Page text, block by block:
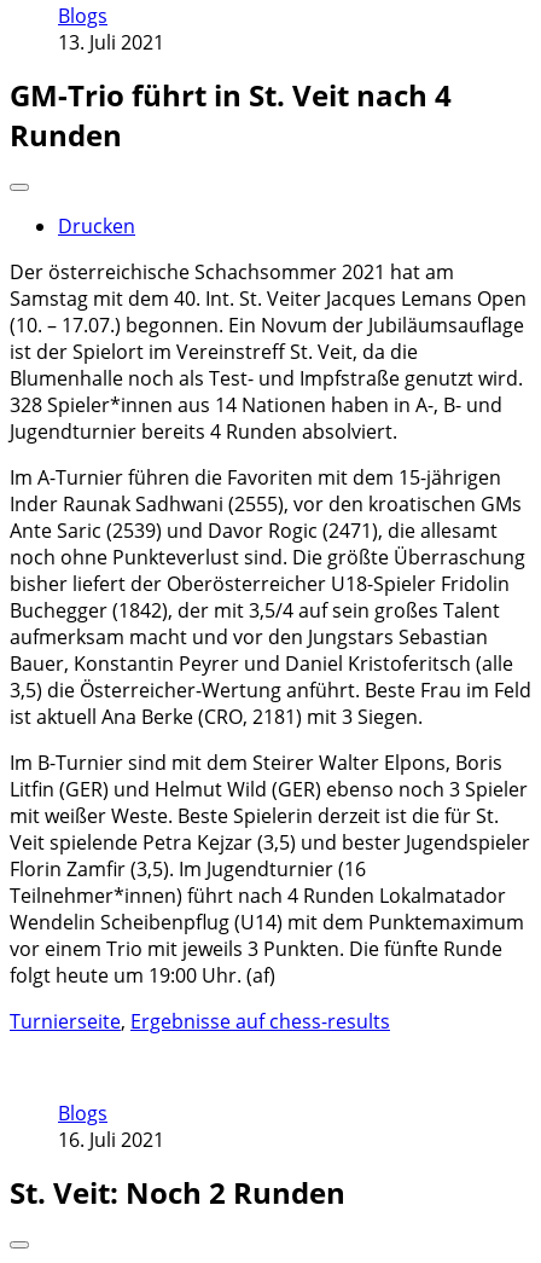
Blogs
13. Juli 2021
GM-Trio führt in St. Veit nach 4
Runden
Drucken
Der österreichische Schachsommer 2021 hat am
Samstag mit dem 40. Int. St. Veiter Jacques Lemans Open
(10. – 17.07.) begonnen. Ein Novum der Jubiläumsauflage
ist der Spielort im Vereinstreff St. Veit, da die
Blumenhalle noch als Test- und Impfstraße genutzt wird.
328 Spieler*innen aus 14 Nationen haben in A-, B- und
Jugendturnier bereits 4 Runden absolviert.
Im A-Turnier führen die Favoriten mit dem 15-jährigen
Inder Raunak Sadhwani (2555), vor den kroatischen GMs
Ante Saric (2539) und Davor Rogic (2471), die allesamt
noch ohne Punkteverlust sind. Die größte Überraschung
bisher liefert der Oberösterreicher U18-Spieler Fridolin
Buchegger (1842), der mit 3,5/4 auf sein großes Talent
aufmerksam macht und vor den Jungstars Sebastian
Bauer, Konstantin Peyrer und Daniel Kristoferitsch (alle
3,5) die Österreicher-Wertung anführt. Beste Frau im Feld
ist aktuell Ana Berke (CRO, 2181) mit 3 Siegen.
Im B-Turnier sind mit dem Steirer Walter Elpons, Boris
Litfin (GER) und Helmut Wild (GER) ebenso noch 3 Spieler
mit weißer Weste. Beste Spielerin derzeit ist die für St.
Veit spielende Petra Kejzar (3,5) und bester Jugendspieler
Florin Zamfir (3,5). Im Jugendturnier (16
Teilnehmer*innen) führt nach 4 Runden Lokalmatador
Wendelin Scheibenpflug (U14) mit dem Punktemaximum
vor einem Trio mit jeweils 3 Punkten. Die fünfte Runde
folgt heute um 19:00 Uhr. (af)
Turnierseite, Ergebnisse auf chess-results
Blogs
16. Juli 2021
St. Veit: Noch 2 Runden